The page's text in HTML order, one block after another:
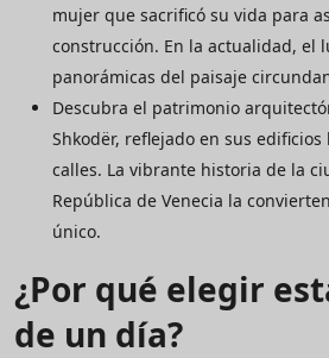
mujer que sacrificó su vida para
construcción. En la actualidad, el
panorámicas del paisaje
Descubra el patrimonio
Shkodër, reflejado en sus
calles. La vibrante historia de la
República de Venecia la
único.
¿Por qué elegir
de un día?